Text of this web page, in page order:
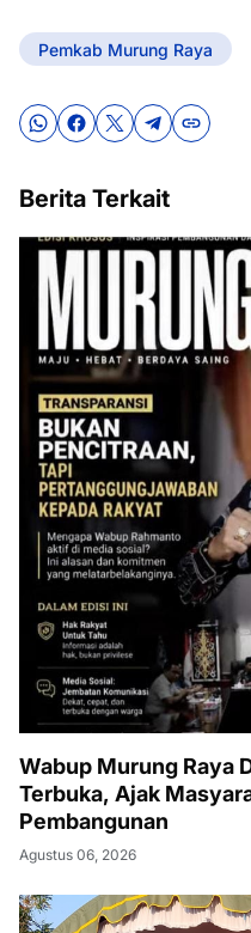
Pemkab Murung Raya
Berita Terkait
Wabup Murung Raya
Terbuka, Ajak
Pembangunan
Agustus 06, 2026